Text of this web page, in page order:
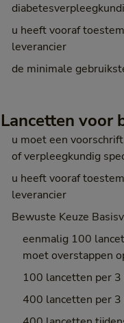
u heeft vooraf
leverancier
de minimale
Lancetten voor
u moet een
of verpleegkundig
u heeft vooraf
leverancier
Bewuste Keuze
eenmalig 100
moet overstappen
100 lancetten per
400 lancetten per